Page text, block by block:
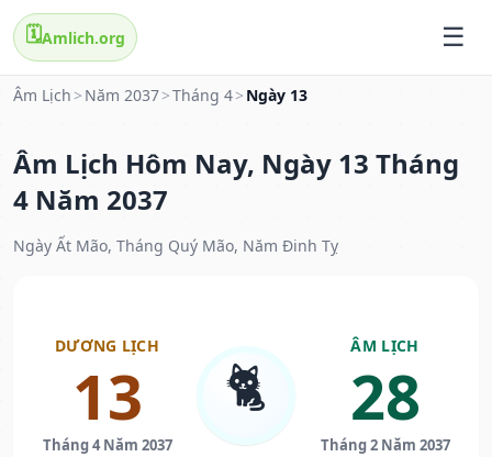
🗓️Amlich.org
Âm Lịch > Năm 2037>Tháng 4> Ngày 13
Âm Lịch Hôm Nay, Ngày 13 Tháng
4 Năm 2037
Ngày Ất Mão, Tháng Quý Mão, Năm Đinh Tỵ
DƯƠNG LỊCH
13
Tháng 4 Năm 2037
🐈
ÂM LỊCH
28
Tháng 2 Năm 2037